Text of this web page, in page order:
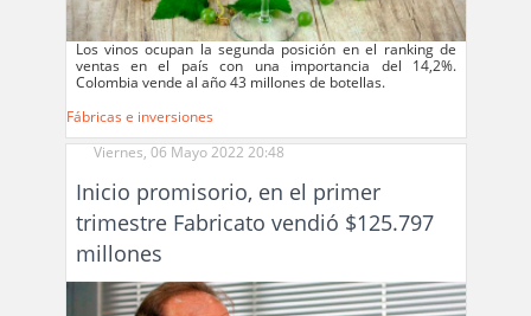
Los vinos ocupan la segunda posición en el ranking de
ventas en el país con una importancia del 14,2%.
Colombia vende al año 43 millones de botellas.
Fábricas e inversiones
Viernes, 06 Mayo 2022 20:48
Inicio promisorio, en el primer
trimestre Fabricato vendió $125.797
millones